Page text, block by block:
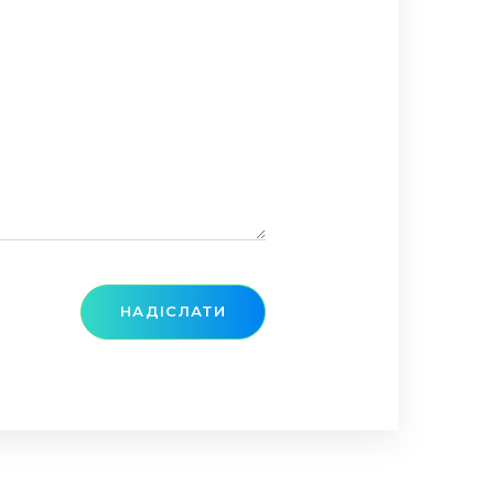
НАДІСЛАТИ